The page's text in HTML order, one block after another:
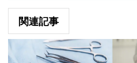
関連記事